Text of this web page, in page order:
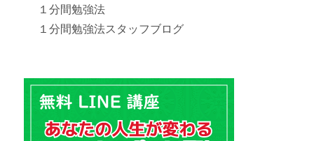
１分間勉強法
１分間勉強法スタッフブログ